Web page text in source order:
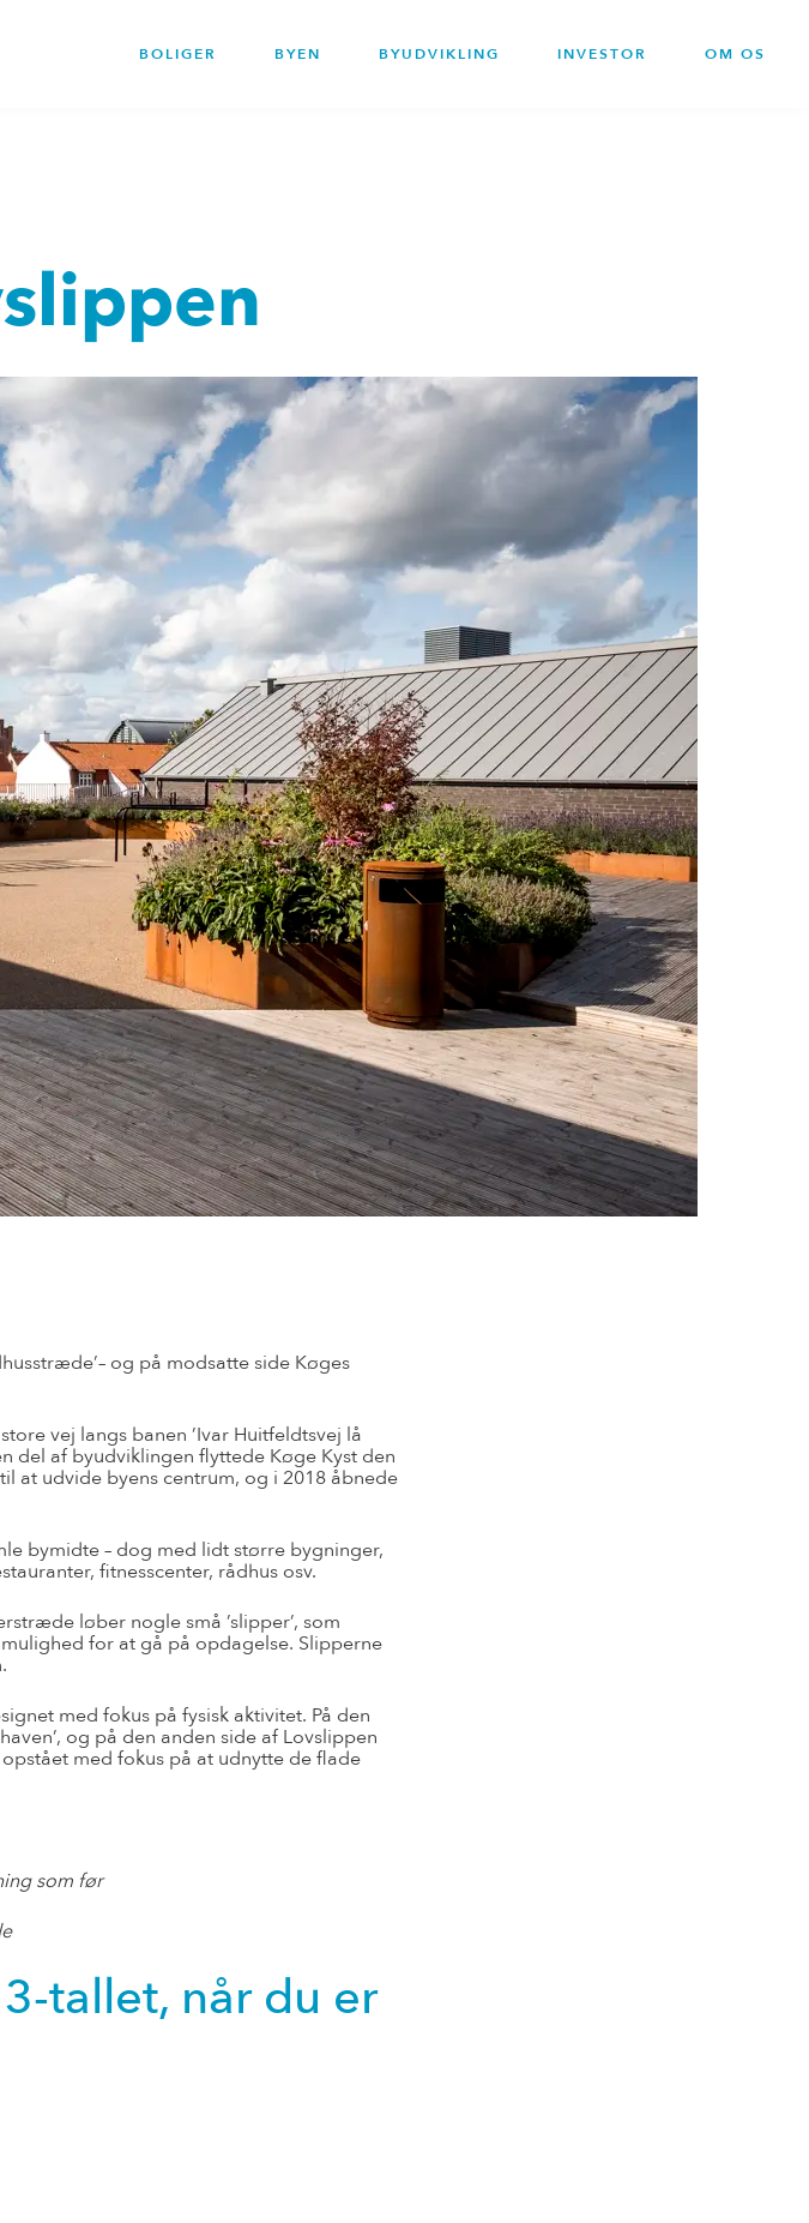
BOLIGER BYEN BYUDVIKLING INVESTOR OM OS
og på modsatte side Køges
vej langs banen ’Ivar Huitfeldtsvej lå
del af byudviklingen flyttede Køge Kyst den
at udvide byens centrum, og i 2018 åbnede
bymidte – dog med lidt større bygninger,
fitnesscenter, rådhus osv.
løber nogle små ’slipper’, som
for at gå på opdagelse. Slipperne
med fokus på fysisk aktivitet. På den
og på den anden side af Lovslippen
opstået med fokus på at udnytte de flade
som før
tallet, når du er